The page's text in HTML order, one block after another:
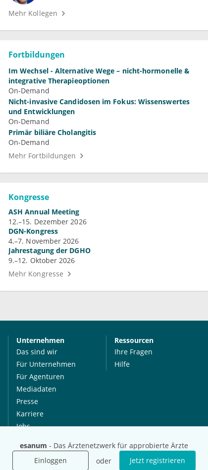
esanum - Das Ärztenetzwerk für approbierte Ärzte
Einloggen
oder Jetzt registrieren
Mehr Kollegen
Fortbildungen
Im Wechsel - Alternative Wege – nicht-hormonelle &
integrative Therapieoptionen
On-Demand
Nicht-invasive Candidosen im Fokus: Wissenswertes
und Entwicklungen
On-Demand
Primär biliäre Cholangitis
On-Demand
Mehr Fortbildungen
Kongresse
ASH Annual Meeting
12.–15. Dezember 2026
DGN-Kongress
4.–7. November 2026
Jahrestagung der DGHO
9.–12. Oktober 2026
Mehr Kongresse
Unternehmen
Das sind wir
Für Unternehmen
Für Agenturen
Mediadaten
Presse
Karriere
Jobs
Ressourcen
Ihre Fragen
Hilfe
International
esanum.it
Social Media
Youtube